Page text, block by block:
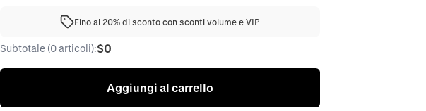
Fino al 20% di sconto con sconti volume e VIP
Subtotale (0 articoli):$0
Aggiungi al carrello